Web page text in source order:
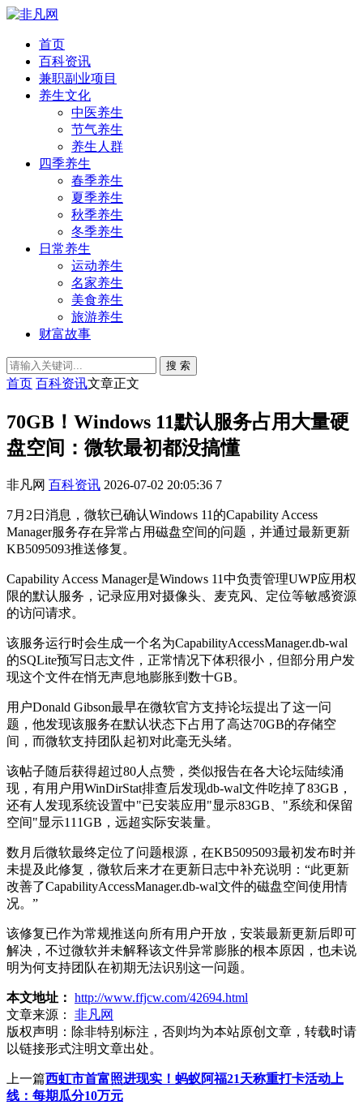
首页
百科资讯
兼职副业项目
养生文化
中医养生
节气养生
养生人群
四季养生
春季养生
夏季养生
秋季养生
冬季养生
日常养生
运动养生
名家养生
美食养生
旅游养生
财富故事
搜 索
首页 百科资讯文章正文
70GB！Windows 11默认服务占用大量硬
盘空间：微软最初都没搞懂
非凡网 百科资讯 2026-07-02 20:05:36 7
7月2日消息，微软已确认Windows 11的Capability Access
Manager服务存在异常占用磁盘空间的问题，并通过最新更新
KB5095093推送修复。
Capability Access Manager是Windows 11中负责管理UWP应用权
限的默认服务，记录应用对摄像头、麦克风、定位等敏感资源
的访问请求。
该服务运行时会生成一个名为CapabilityAccessManager.db-wal
的SQLite预写日志文件，正常情况下体积很小，但部分用户发
现这个文件在悄无声息地膨胀到数十GB。
用户Donald Gibson最早在微软官方支持论坛提出了这一问
题，他发现该服务在默认状态下占用了高达70GB的存储空
间，而微软支持团队起初对此毫无头绪。
该帖子随后获得超过80人点赞，类似报告在各大论坛陆续涌
现，有用户用WinDirStat排查后发现db-wal文件吃掉了83GB，
还有人发现系统设置中"已安装应用"显示83GB、"系统和保留
空间"显示111GB，远超实际安装量。
数月后微软最终定位了问题根源，在KB5095093最初发布时并
未提及此修复，微软后来才在更新日志中补充说明：“此更新
改善了CapabilityAccessManager.db-wal文件的磁盘空间使用情
况。”
该修复已作为常规推送向所有用户开放，安装最新更新后即可
解决，不过微软并未解释该文件异常膨胀的根本原因，也未说
明为何支持团队在初期无法识别这一问题。
本文地址： http://www.ffjcw.com/42694.html
文章来源：
非凡网
版权声明： 除非特别标注，否则均为本站原创文章，转载时请
以链接形式注明文章出处。
上一篇西虹市首富照进现实！蚂蚁阿福21天称重打卡活动上
线：每期瓜分10万元